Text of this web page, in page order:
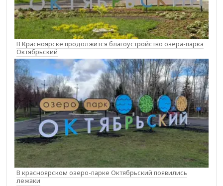
В Красноярске продолжится благоустройство озера-парка
Октябрьский
В красноярском озеро-парке Октябрьский появились
лежаки